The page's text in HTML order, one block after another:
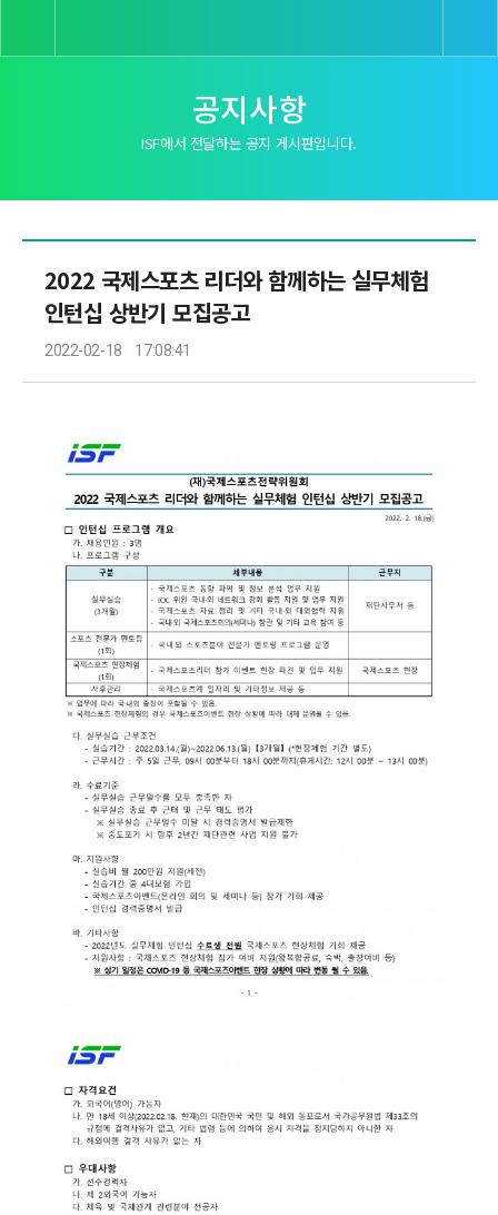
공지사항
ISF에서 전달하는 공지 게시판입니다.
2022 국제스포츠 리더와 함께하는 실무체험
인턴십 상반기 모집공고
2022-02-18 17:08:41